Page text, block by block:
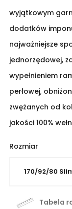
wyjątkowym
dodatków
najważniejsze
jednorzędowej,
wypełnieniem
perłowej,
zwężanych od
jakości 100%
Rozmiar
Tabela